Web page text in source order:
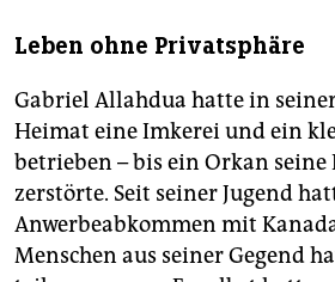
Leben ohne Privatsphäre
Gabriel Allahdua hatte in
Heimat eine Imkerei und ein
betrieben – bis ein Orkan seine
zerstörte. Seit seiner Jugend
Anwerbeabkommen mit
Menschen aus seiner Gegend